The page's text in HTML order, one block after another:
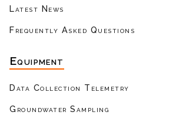
Latest News
Frequently Asked Questions
Equipment
Data Collection Telemetry
Groundwater Sampling